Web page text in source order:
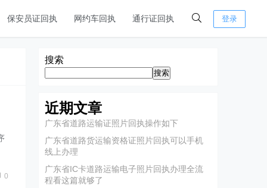
保安员证回执 网约车回执 通行证回执 登录
0
搜索
搜索
近期文章
广东省道路运输证照片回执操作如下
广东省道路货运输资格证照片回执可以手机
线上办理
广东省IC卡道路运输电子照片回执办理全流
程看这篇就够了